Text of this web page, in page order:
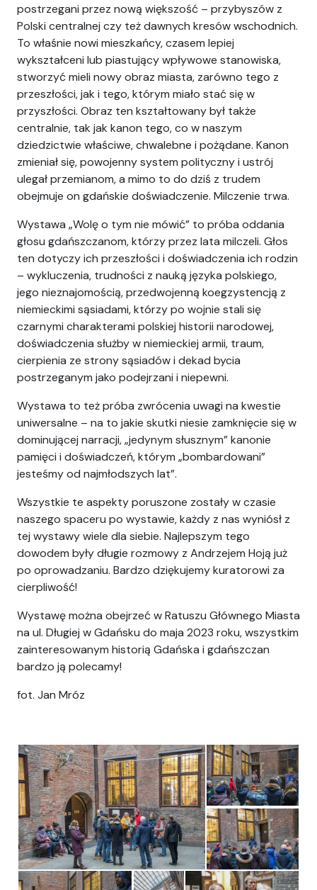
postrzegani przez nową większość – przybyszów z
Polski centralnej czy też dawnych kresów wschodnich.
To właśnie nowi mieszkańcy, czasem lepiej
wykształceni lub piastujący wpływowe stanowiska,
stworzyć mieli nowy obraz miasta, zarówno tego z
przeszłości, jak i tego, którym miało stać się w
przyszłości. Obraz ten kształtowany był także
centralnie, tak jak kanon tego, co w naszym
dziedzictwie właściwe, chwalebne i pożądane. Kanon
zmieniał się, powojenny system polityczny i ustrój
ulegał przemianom, a mimo to do dziś z trudem
obejmuje on gdańskie doświadczenie. Milczenie trwa.
Wystawa „Wolę o tym nie mówić” to próba oddania
głosu gdańszczanom, którzy przez lata milczeli. Głos
ten dotyczy ich przeszłości i doświadczenia ich rodzin
– wykluczenia, trudności z nauką języka polskiego,
jego nieznajomością, przedwojenną koegzystencją z
niemieckimi sąsiadami, którzy po wojnie stali się
czarnymi charakterami polskiej historii narodowej,
doświadczenia służby w niemieckiej armii, traum,
cierpienia ze strony sąsiadów i dekad bycia
postrzeganym jako podejrzani i niepewni.
Wystawa to też próba zwrócenia uwagi na kwestie
uniwersalne – na to jakie skutki niesie zamknięcie się w
dominującej narracji, „jedynym słusznym” kanonie
pamięci i doświadczeń, którym „bombardowani”
jesteśmy od najmłodszych lat”.
Wszystkie te aspekty poruszone zostały w czasie
naszego spaceru po wystawie, każdy z nas wyniósł z
tej wystawy wiele dla siebie. Najlepszym tego
dowodem były długie rozmowy z Andrzejem Hoją już
po oprowadzaniu. Bardzo dziękujemy kuratorowi za
cierpliwość!
Wystawę można obejrzeć w Ratuszu Głównego Miasta
na ul. Długiej w Gdańsku do maja 2023 roku, wszystkim
zainteresowanym historią Gdańska i gdańszczan
bardzo ją polecamy!
fot. Jan Mróz